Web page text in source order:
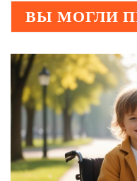
ВЫ МОГЛИ